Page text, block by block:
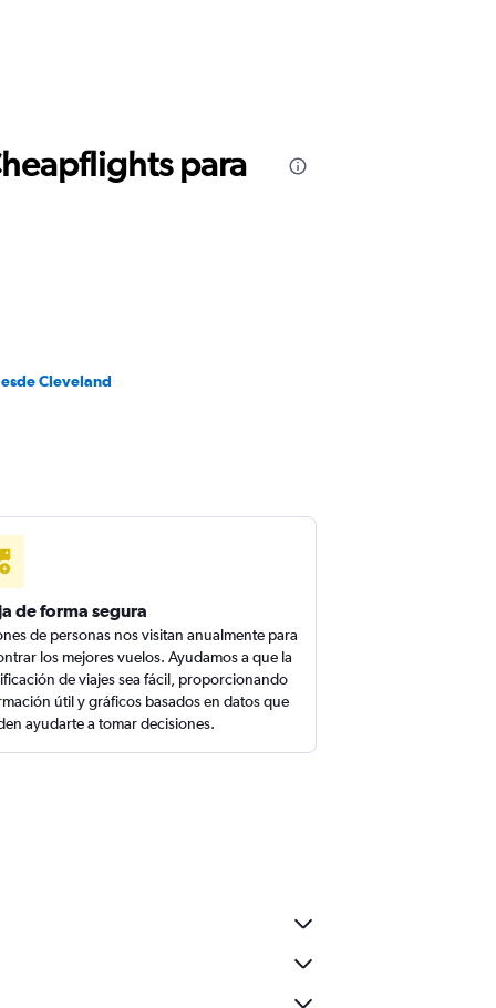
para
Cleveland
de forma segura
de personas nos visitan anualmente para
los mejores vuelos. Ayudamos a que la
de viajes sea fácil, proporcionando
útil y gráficos basados en datos que
ayudarte a tomar decisiones.